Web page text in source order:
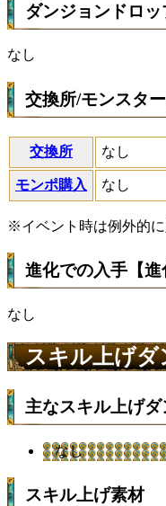
ダンジョンドロッ
なし
交換所/モンスタ
交換所 なし
モンポ購入 なし
※イベント時は例外的に
進化での入手【進
なし
スキル上げダ
主なスキル上げダ
なし
スキル上げ素材